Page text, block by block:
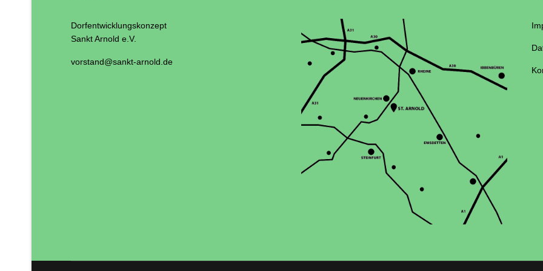
Dorfentwicklungskonzept
Sankt Arnold e.V.
vorstand@sankt-arnold.de